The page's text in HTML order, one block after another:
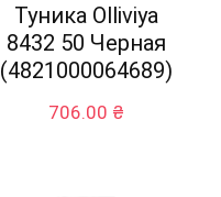
Туника Olliviya
8432 50 Черная
(4821000064689)
706.00 ₴